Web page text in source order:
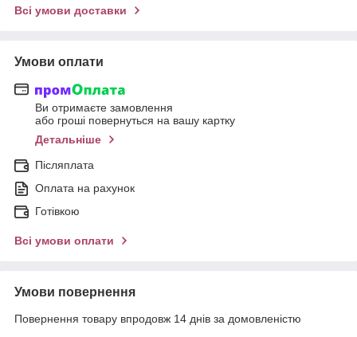
Всі умови доставки
Умови оплати
Ви отримаєте замовлення
або гроші повернуться на вашу картку
Детальніше
Післяплата
Оплата на рахунок
Готівкою
Всі умови оплати
Умови повернення
Повернення товару впродовж 14 днів за домовленістю